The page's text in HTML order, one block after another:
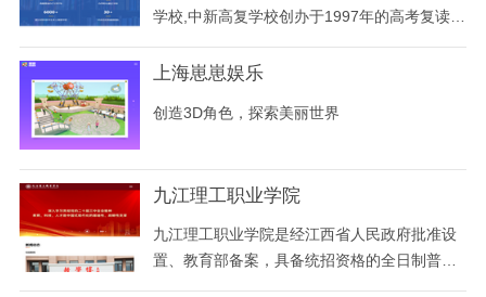
学校,中新高复学校创办于1997年的高考复读学
专注中考复读、高考复读，开设初三、高三复
申请住宿,火热招生中!
上海崽崽娱乐
创造3D角色，探索美丽世界
九江理工职业学院
九江理工职业学院是经江西省人民政府批准设
置、教育部备案，具备统招资格的全日制普通
高等院校，坚持“提高质量谋发展，深化改革出